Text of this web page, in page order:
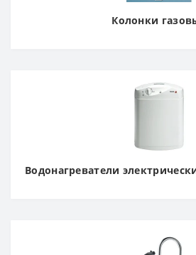
Колонки
Водонагреватели